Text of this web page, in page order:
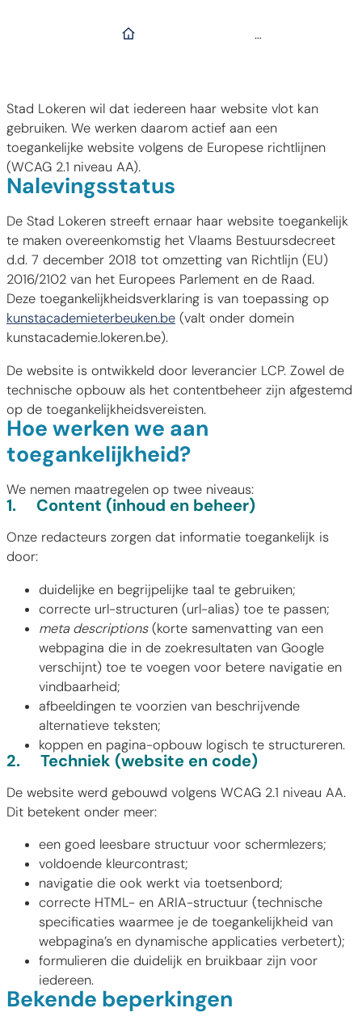
Startpagina
Stad Lokeren wil dat iedereen haar website vlot kan
gebruiken. We werken daarom actief aan een
toegankelijke website volgens de Europese richtlijnen
(WCAG 2.1 niveau AA).
Nalevingsstatus
De Stad Lokeren streeft ernaar haar website toegankelijk
te maken overeenkomstig het Vlaams Bestuursdecreet
d.d. 7 december 2018 tot omzetting van Richtlijn (EU)
2016/2102 van het Europees Parlement en de Raad.
Deze toegankelijkheidsverklaring is van toepassing op
kunstacademieterbeuken.be (valt onder domein
kunstacademie.lokeren.be).
De website is ontwikkeld door leverancier LCP. Zowel de
technische opbouw als het contentbeheer zijn afgestemd
op de toegankelijkheidsvereisten.
Hoe werken we aan
toegankelijkheid?
We nemen maatregelen op twee niveaus:
1. Content (inhoud en beheer)
Onze redacteurs zorgen dat informatie toegankelijk is
door:
duidelijke en begrijpelijke taal te gebruiken;
correcte url-structuren (url-alias) toe te passen;
meta descriptions(korte samenvatting van een
webpagina die in de zoekresultaten van Google
verschijnt) toe te voegen voor betere navigatie en
vindbaarheid;
afbeeldingen te voorzien van beschrijvende
alternatieve teksten;
koppen en pagina-opbouw logisch te structureren.
2. Techniek (website en code)
De website werd gebouwd volgens WCAG 2.1 niveau AA.
Dit betekent onder meer:
een goed leesbare structuur voor schermlezers;
voldoende kleurcontrast;
navigatie die ook werkt via toetsenbord;
correcte HTML- en ARIA-structuur (technische
specificaties waarmee je de toegankelijkheid van
webpagina’s en dynamische applicaties verbetert);
formulieren die duidelijk en bruikbaar zijn voor
iedereen.
Bekende beperkingen